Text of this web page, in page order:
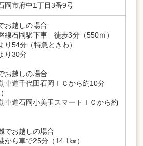
岡市府中1丁目3番9号
お越しの場合
線石岡駅下車 徒歩3分（550ｍ）
り54分（特急ときわ）
り30分
お越しの場合
車道千代田石岡ＩＣから約10分
車道石岡小美玉スマートＩＣから約
でお越しの場合
から車で25分（14.1㎞）